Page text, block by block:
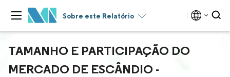
Sobre este Relatório
TAMANHO E PARTICIPAÇÃO DO
MERCADO DE ESCÂNDIO -